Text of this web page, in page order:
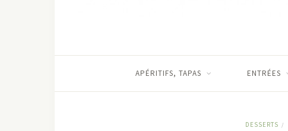
APÉRITIFS, TAPAS ENTRÉES
DESSERTS /